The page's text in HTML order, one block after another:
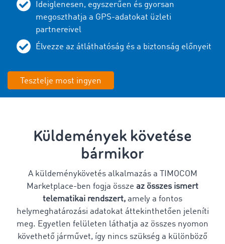
Ideiglenesen, egyszerűen és gyorsan
megoszthatja a GPS-adatokat üzleti
partnereivel
Élvezze az átláthatóság és a biztonság előnyeit
Tesztelje most ingyen
Küldemények követése
bármikor
A küldeménykövetés alkalmazás a TIMOCOM
Marketplace-ben fogja össze az összes ismert
telematikai rendszert, amely a fontos
helymeghatározási adatokat áttekinthetően jeleníti
meg. Egyetlen felületen láthatja az összes nyomon
követhető járművet, így nincs szükség a különböző